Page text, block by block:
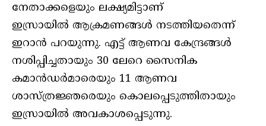
നേതാക്കളെയും ലക്ഷ്യമിട്ടാണ്
ഇസ്രായില്‍ ആക്രമണങ്ങള്‍ നടത്തിയതെന്ന്
ഇറാന്‍ പറയുന്നു. എട്ട് ആണവ കേന്ദ്രങ്ങള്‍
നശിപ്പിച്ചതായും 30 ലേറെ സൈനിക
കമാന്‍ഡര്‍മാരെയും 11 ആണവ
ശാസ്ത്രജ്ഞരെയും കൊലപ്പെടുത്തിതായും
ഇസ്രായില്‍ അവകാശപ്പെടുന്നു.